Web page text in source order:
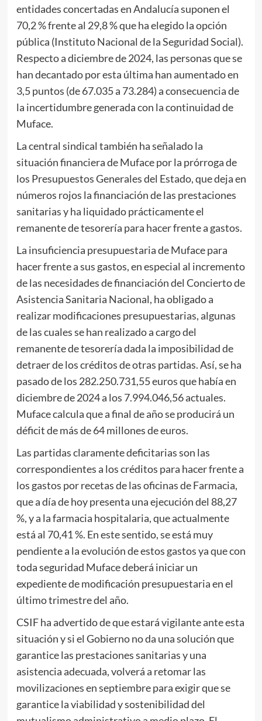
entidades concertadas en Andalucía suponen el
70,2 % frente al 29,8 % que ha elegido la opción
pública (Instituto Nacional de la Seguridad Social).
Respecto a diciembre de 2024, las personas que se
han decantado por esta última han aumentado en
3,5 puntos (de 67.035 a 73.284) a consecuencia de
la incertidumbre generada con la continuidad de
Muface.
La central sindical también ha señalado la
situación financiera de Muface por la prórroga de
los Presupuestos Generales del Estado, que deja en
números rojos la financiación de las prestaciones
sanitarias y ha liquidado prácticamente el
remanente de tesorería para hacer frente a gastos.
La insuficiencia presupuestaria de Muface para
hacer frente a sus gastos, en especial al incremento
de las necesidades de financiación del Concierto de
Asistencia Sanitaria Nacional, ha obligado a
realizar modificaciones presupuestarias, algunas
de las cuales se han realizado a cargo del
remanente de tesorería dada la imposibilidad de
detraer de los créditos de otras partidas. Así, se ha
pasado de los 282.250.731,55 euros que había en
diciembre de 2024 a los 7.994.046,56 actuales.
Muface calcula que a final de año se producirá un
déficit de más de 64 millones de euros.
Las partidas claramente deficitarias son las
correspondientes a los créditos para hacer frente a
los gastos por recetas de las oficinas de Farmacia,
que a día de hoy presenta una ejecución del 88,27
%, y a la farmacia hospitalaria, que actualmente
está al 70,41 %. En este sentido, se está muy
pendiente a la evolución de estos gastos ya que con
toda seguridad Muface deberá iniciar un
expediente de modificación presupuestaria en el
último trimestre del año.
CSIF ha advertido de que estará vigilante ante esta
situación y si el Gobierno no da una solución que
garantice las prestaciones sanitarias y una
asistencia adecuada, volverá a retomar las
movilizaciones en septiembre para exigir que se
garantice la viabilidad y sostenibilidad del